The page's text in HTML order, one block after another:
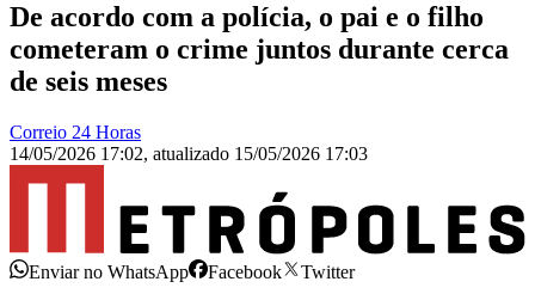
De acordo com a polícia, o pai e o filho
cometeram o crime juntos durante cerca
de seis meses
Correio 24 Horas
14/05/2026 17:02, atualizado 15/05/2026 17:03
Enviar no WhatsApp Facebook
Twitter